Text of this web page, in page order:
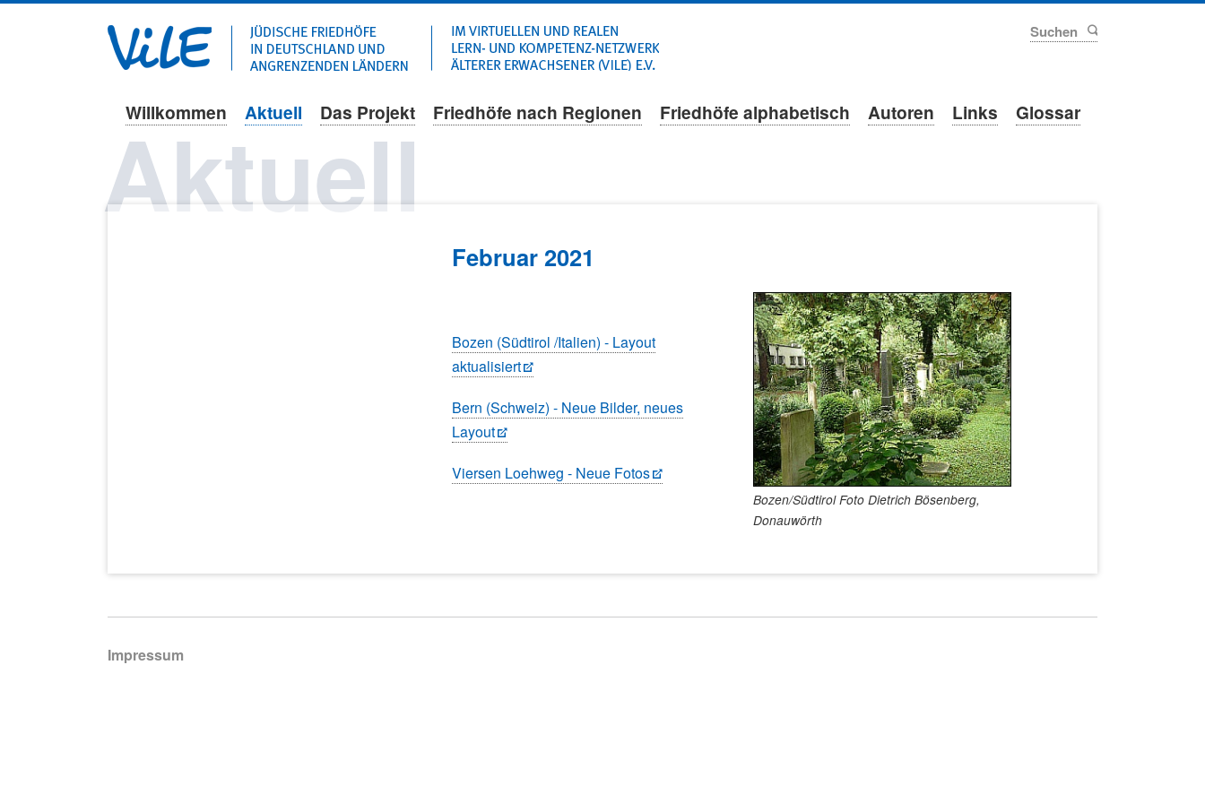
Navigation
Willkommen Aktuell Das Projekt Friedhöfe nach Regionen Friedhöfe alphabetisch Autoren Links Glossar
Aktuell
Februar 2021
Bozen/Südtirol Foto Dietrich Bösenberg,
Donauwörth
Bozen (Südtirol /Italien) - Layout
aktualisiert
Bern (Schweiz) - Neue Bilder, neues
Layout
Viersen Loehweg - Neue Fotos
Navigation
Impressum